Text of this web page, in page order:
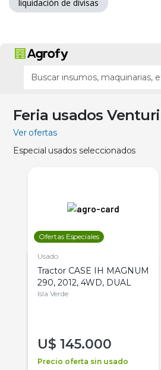
liquidación de divisas
Feria usados
Ver ofertas
Especial usados seleccionados
Ofertas Especiales
Usado
Tractor CASE IH MAGNUM
290, 2012, 4WD, DUAL
Isla Verde
U$ 145.000
Precio oferta sin usado